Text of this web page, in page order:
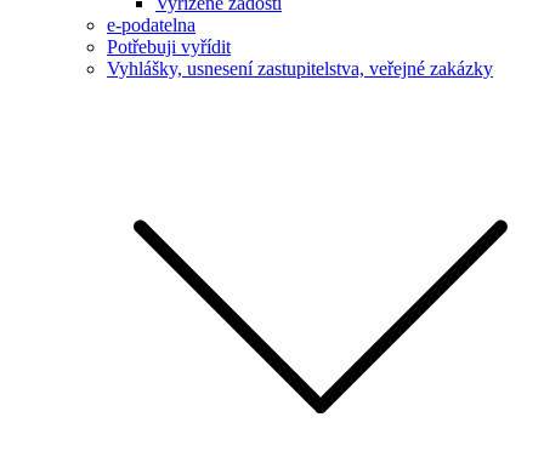
e-podatelna
Potřebuji vyřídit
Vyhlášky, usnesení zastupitelstva, veřejné zakázky